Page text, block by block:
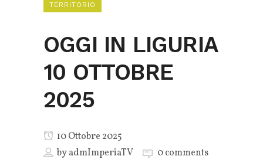
TERRITORIO
OGGI IN LIGURIA
10 OTTOBRE
2025
10 Ottobre 2025
byadmImperiaTV 0 comments